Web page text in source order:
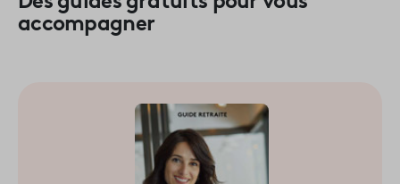
accompagner